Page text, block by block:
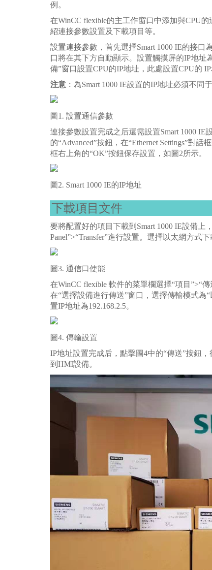
例。
在WinCC flexible的主工作窗口中添加與CPU
紹連接參數設置及下載項目等。
設置連接參數，首先選擇Smart 1000 IE的接
口將在其下方自動顯示。設置觸摸屏的IP地址
備”窗口設置CPU的IP地址，此處設置CPU的
注意 ：為Smart 1000 IE設置的IP地址必須不同
圖1. 設置通信參數
連接參數設置完成之后還需設置Smart 1000 IE
的“Advanced”按鈕，在“Ethernet Settings”對
框右上角的“OK”按鈕保存設置，如圖2所示。
圖2. Smart 1000 IE的IP地址
下載項目文件
要將配置好的項目下載到Smart 1000 IE設備
Panel”>“Transfer”進行設置。選擇以太網方式
圖3. 通信口使能
在WinCC flexible 軟件的菜單欄選擇“項目”>“
在“選擇設備進行傳送”窗口，選擇傳輸模式為
置IP地址為192.168.2.5。
圖4. 傳輸設置
IP地址設置完成后，點擊圖4中的“傳送”按鈕
到HMI設備。